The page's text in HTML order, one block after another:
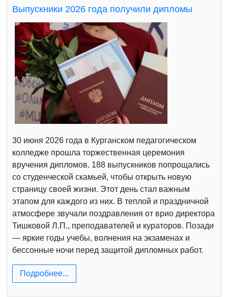
Выпускники 2026 года получили дипломы
30 июня 2026 года в Курганском педагогическом
колледже прошла торжественная церемония
вручения дипломов. 188 выпускников попрощались
со студенческой скамьей, чтобы открыть новую
страницу своей жизни. Этот день стал важным
этапом для каждого из них. В теплой и праздничной
атмосфере звучали поздравления от врио директора
Тишковой Л.П., преподавателей и кураторов. Позади
— яркие годы учебы, волнения на экзаменах и
бессонные ночи перед защитой дипломных работ.
Подробнее...